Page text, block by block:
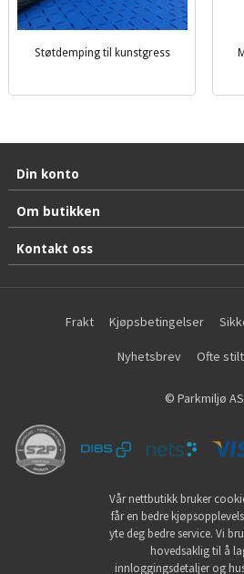
Støtdemping til kunstgress
Din konto
Om butikken
Kontakt oss
Frakt Kjøpsbetingelser
Nyhetsbrev Ofte
© Parkmiljø AS
Vår nettbutikk bruker
får en bedre
yte deg bedre service. Vi
hovedsaklig til å
innloggingsdetaljer og